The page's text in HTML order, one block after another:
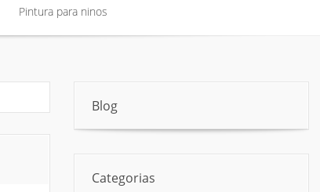
Pintura para ninos
Blog
Categorias